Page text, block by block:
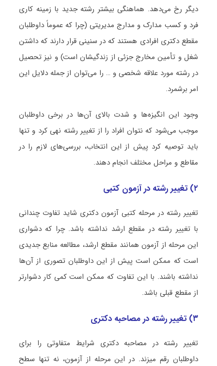
دیگر رخ می‌دهد. هماهنگی بیشتر رشته جدید با زمینه کاری
فرد و کسب مدارک و مدارج مدیریتی (چرا که عموماً داوطلبان
مقطع دکتری افرادی هستند که در سنینی قرار دارند که داشتن
شغل و تأمین مخارج جزئی از زندگی‏شان است) و نیز تحصیل
در رشته مورد علاقه شخصی و … را می‌توان از جمله دلایل این
امر برشمرد.
وجود این انگیزه‌ها و شدت بالای آن‌ها در برخی داوطلبان
موجب می‌شود که نتوان افراد را از تغییر رشته نهی کرد و تنها
باید توصیه کرد پیش از این انتخاب، بررسی‌های لازم را در
مقاطع و مراحل مختلف انجام دهند.
۲) تغییر رشته در آزمون کتبی
تغییر رشته در مرحله کتبی آزمون دکتری شاید تفاوت چندانی
با تغییر رشته در مقطع ارشد نداشته باشد. چرا که دشواری
این مرحله از آزمون همانند مقطع ارشد، مطالعه منابع جدیدی
است که ممکن است پیش از این داوطلبان تصوری از آن‌‏‏ها
نداشته باشند. با این تفاوت که ممکن است کمی کار دشوارتر
از مقطع قبلی باشد.
۳) تغییر رشته در مصاحبه دکتری
تغییر رشته در مصاحبه دکتری شرایط متفاوتی را برای
داوطلبان رقم می‏زند. در این مرحله از آزمون، نه تنها سطح